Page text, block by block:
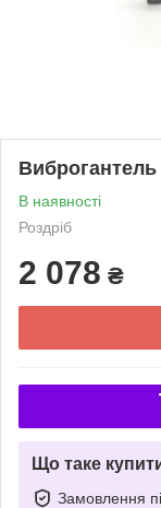
В наявності
Роздріб
2 078 ₴
Що таке
Замовлення